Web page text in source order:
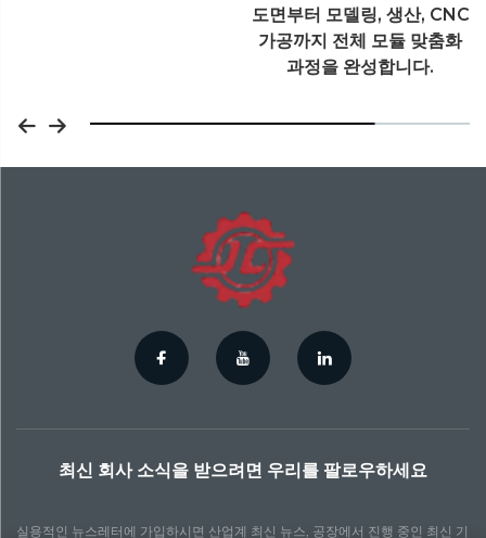
최신 회사 소식을 받으려면 우리를 팔로우하세요
실용적인 뉴스레터에 가입하시면 산업계 최신 뉴스, 공장에서 진행 중인 최신 기